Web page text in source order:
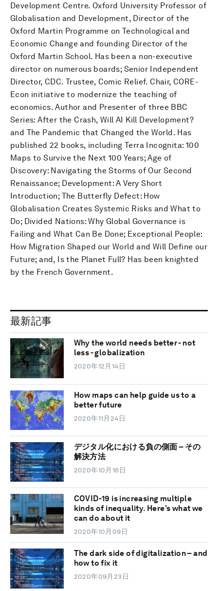
Development Centre. Oxford University Professor of
Globalisation and Development, Director of the
Oxford Martin Programme on Technological and
Economic Change and founding Director of the
Oxford Martin School. Has been a non-executive
director on numerous boards; Senior Independent
Director, CDC. Trustee, Comic Relief. Chair, CORE-
Econ initiative to modernize the teaching of
economics. Author and Presenter of three BBC
Series: After the Crash, Will AI Kill Development?
and The Pandemic that Changed the World. Has
published 22 books, including Terra Incognita: 100
Maps to Survive the Next 100 Years; Age of
Discovery: Navigating the Storms of Our Second
Renaissance; Development: A Very Short
Introduction; The Butterfly Defect: How
Globalisation Creates Systemic Risks and What to
Do; Divided Nations: Why Global Governance is
Failing and What Can Be Done; Exceptional People:
How Migration Shaped our World and Will Define our
Future; and, Is the Planet Full? Has been knighted
by the French Government.
最新記事
Why the world needs better - not
less - globalization
2020年12月14日
How maps can help guide us to a
better future
2020年11月24日
デジタル化における負の側面 – その
解決方法
2020年10月16日
COVID-19 is increasing multiple
kinds of inequality. Here’s what we
can do about it
2020年10月09日
The dark side of digitalization – and
how to fix it
2020年09月23日